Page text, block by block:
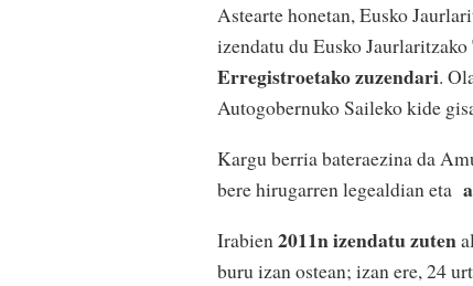
Astearte honetan, Eusko
izendatu du Eusko Jaurlaritzako
Erregistroetako zuzendari.
Autogobernuko Saileko kide
Kargu berria bateraezina da
bere hirugarren legealdian eta
Irabien 2011n izendatu zuten
buru izan ostean; izan ere, 24